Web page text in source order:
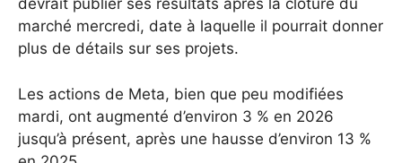
devrait publier ses résultats après la clôture du
marché mercredi, date à laquelle il pourrait donner
plus de détails sur ses projets.
Les actions de Meta, bien que peu modifiées
mardi, ont augmenté d’environ 3 % en 2026
jusqu’à présent, après une hausse d’environ 13 %